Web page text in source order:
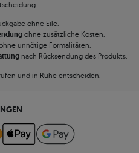
ohne Eile.
ohne zusätzliche Kosten.
unnötige Formalitäten.
nach Rücksendung des Produkts.
und in Ruhe entscheiden.